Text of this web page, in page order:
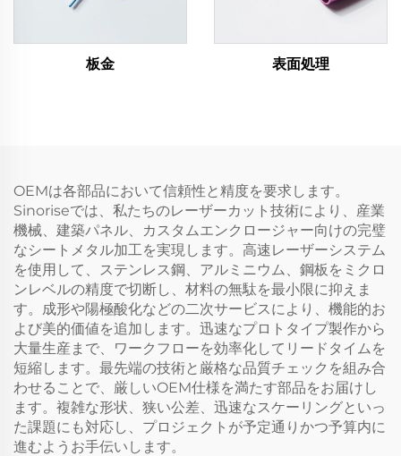
板金 表面処理
OEMは各部品において信頼性と精度を要求します。
Sinoriseでは、私たちのレーザーカット技術により、産業
機械、建築パネル、カスタムエンクロージャー向けの完璧
なシートメタル加工を実現します。高速レーザーシステム
を使用して、ステンレス鋼、アルミニウム、鋼板をミクロ
ンレベルの精度で切断し、材料の無駄を最小限に抑えま
す。成形や陽極酸化などの二次サービスにより、機能的お
よび美的価値を追加します。迅速なプロトタイプ製作から
大量生産まで、ワークフローを効率化してリードタイムを
短縮します。最先端の技術と厳格な品質チェックを組み合
わせることで、厳しいOEM仕様を満たす部品をお届けし
ます。複雑な形状、狭い公差、迅速なスケーリングといっ
た課題にも対応し、プロジェクトが予定通りかつ予算内に
進むようお手伝いします。